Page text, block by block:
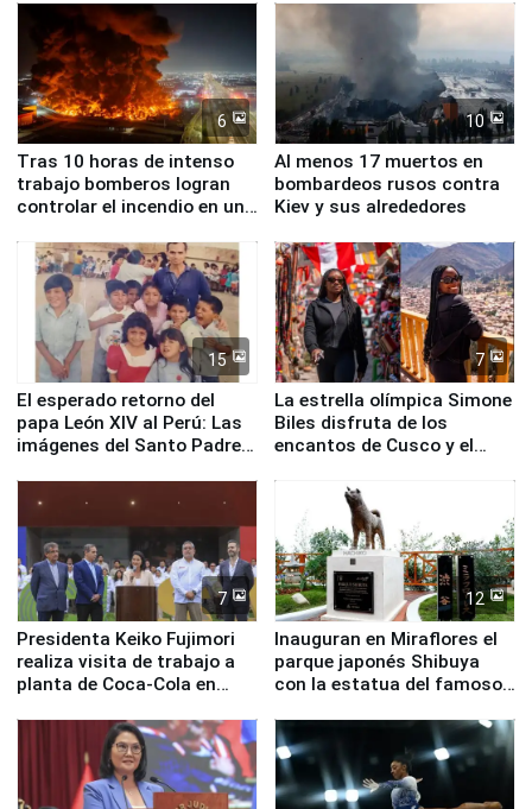
Fenómeno El Niño
6
Tras 10 horas de intenso
trabajo bomberos logran
controlar el incendio en una
de Chile
10
Al menos 17 muertos en
bombardeos rusos contra
Kiev y sus alrededores
15
El esperado retorno del
papa León XIV al Perú: Las
imágenes del Santo Padre
7
La estrella olímpica Simone
Biles disfruta de los
encantos de Cusco y el
7
Presidenta Keiko Fujimori
realiza visita de trabajo a
planta de Coca-Cola en
12
Inauguran en Miraflores el
parque japonés Shibuya
con la estatua del famoso